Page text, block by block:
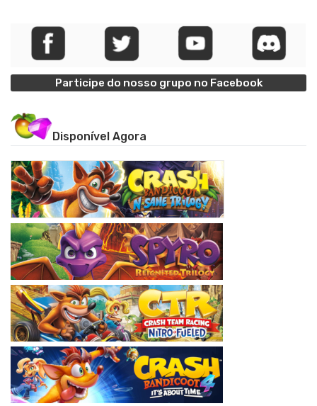
Participe do nosso grupo no Facebook
Disponível Agora